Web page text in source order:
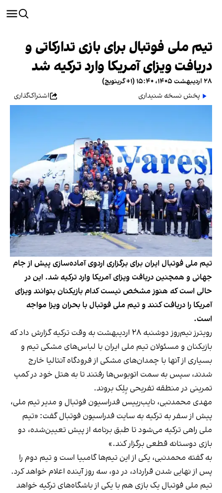
تیم ملی فوتبال برای بازی تدارکاتی و
دریافت ویزای آمریکا وارد ترکیه شد
۲۸ اردیبهشت ۱۴۰۵، ۱۵:۴۰ (‎+۱ گرینویچ)
پخش نسخه شنیداری
اشتراک‌گذاری
تیم ملی فوتبال ایران برای برگزاری اردوی آماده‌سازی پیش از جام
جهانی و همچنین دریافت ویزای آمریکا وارد ترکیه شد. این در
حالی است که هنوز مشخص نیست کدام بازیکنان بتوانند ویزای
آمریکا را دریافت کنند و تیم ملی فوتبال با بحران ویزا مواجه
است.
رویترز نیم‌روز دوشنبه ۲۸ اردیبهشت به وقت ترکیه گزارش داد که
بازیکنان و مسئولان تیم ملی ایران با لباس‌های مشکی تیم و
بسیاری از آنها با چمدان‌های مشکی از فرودگاه آنتالیا خارج
شدند، سپس به سمت اتوبوس‌ها رفتند تا به هتل خود در کمپ
تمرینی در منطقه تفریحی بِلِک بروند.
مهدی محمدنبی، نایب‌رییس فدراسیون فوتبال و مدیر تیم ملی،
پیش از سفر به ترکیه به سایت فدراسیون فوتبال گفت: «تیم
ملی راهی ترکیه می‌شود تا طبق برنامه از پیش تعیین‌شده، دو
بازی دوستانه قطعی برگزار کند.»
به گفته محمدنبی، یکی از این تیم‌ها گامبیا است و تیم دوم را
پس از نهایی شدن قرارداد، در دو، سه روز آینده اعلام خواهد کرد.
تیم ملی فوتبال یک بازی هم با یکی از باشگاه‌های ترکیه خواهد